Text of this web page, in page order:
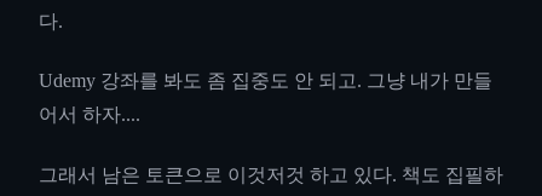
다.
Udemy 강좌를 봐도 좀 집중도 안 되고. 그냥 내가 만들
어서 하자....
그래서 남은 토큰으로 이것저것 하고 있다. 책도 집필하